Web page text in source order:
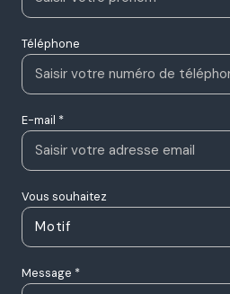
Téléphone
E-mail *
Vous souhaitez
Motif
Message *